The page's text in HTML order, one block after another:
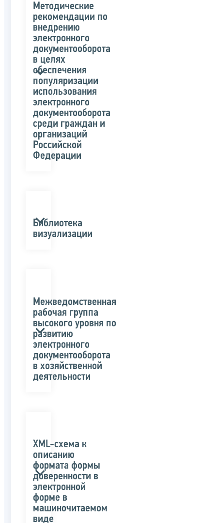
Методические
рекомендации по
внедрению
электронного
документооборота
в целях
обеспечения
популяризации
использования
электронного
документооборота
среди граждан и
организаций
Российской
Федерации
Библиотека
визуализации
Межведомственная
рабочая группа
высокого уровня по
развитию
электронного
документооборота
в хозяйственной
деятельности
XML-схема к
описанию
формата формы
доверенности в
электронной
форме в
машиночитаемом
виде